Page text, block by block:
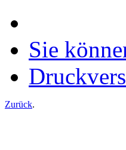
Sie
Zurück.